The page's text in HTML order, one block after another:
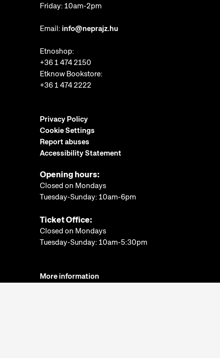
Friday: 10am-2pm
Email: info@neprajz.hu
Etnoshop:
+36 1 474 2150
Etknow Bookstore:
+36 1 474 2222
Privacy Policy
Cookie Settings
Report abuses
Accessibility Statement
Opening hours:
Closed on Mondays
Tuesday-Sunday: 10am-6pm
Ticket Office:
Closed on Mondays
Tuesday-Sunday: 10am-5:30pm
More information